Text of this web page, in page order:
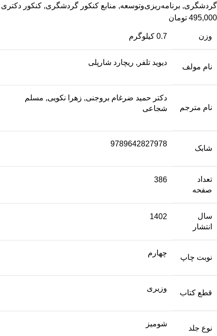
گردشگری, برنامه‌ریزی‌وتوسعه, منابع کنکور گردشگری, کنکور دکتری
495,000 تومان
وزن 0.7 کیلوگرم
نام مولف
دیوید تلفر, ریچارد شارپلی
نام مترجم
دكتر حمید ضرغام بروجنی, زهرا نکویی, مسلم
شجاعی
شابک
9789642827978
تعداد
صفحه
386
سال
انتشار
1402
نوبت چاپ
چهارم
قطع کتاب
وزیری
نوع جلد
شومیز